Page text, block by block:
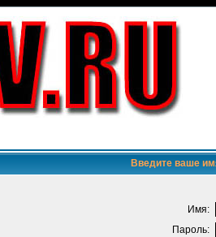
Введите ваше
Имя:
Пароль: